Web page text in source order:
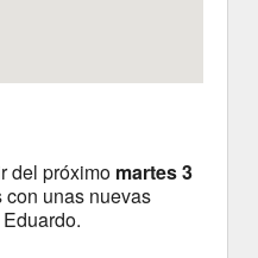
del próximo martes 3
unas nuevas